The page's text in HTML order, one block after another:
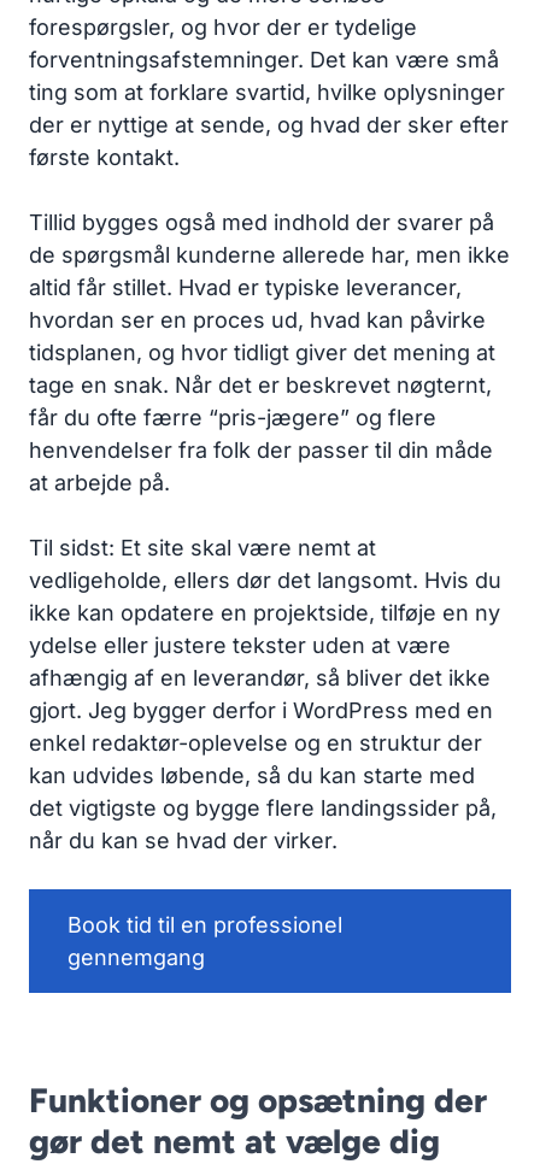
forespørgsler, og hvor der er tydelige
forventningsafstemninger. Det kan være små
ting som at forklare svartid, hvilke oplysninger
der er nyttige at sende, og hvad der sker efter
første kontakt.
Tillid bygges også med indhold der svarer på
de spørgsmål kunderne allerede har, men ikke
altid får stillet. Hvad er typiske leverancer,
hvordan ser en proces ud, hvad kan påvirke
tidsplanen, og hvor tidligt giver det mening at
tage en snak. Når det er beskrevet nøgternt,
får du ofte færre “pris-jægere” og flere
henvendelser fra folk der passer til din måde
at arbejde på.
Til sidst: Et site skal være nemt at
vedligeholde, ellers dør det langsomt. Hvis du
ikke kan opdatere en projektside, tilføje en ny
ydelse eller justere tekster uden at være
afhængig af en leverandør, så bliver det ikke
gjort. Jeg bygger derfor i WordPress med en
enkel redaktør-oplevelse og en struktur der
kan udvides løbende, så du kan starte med
det vigtigste og bygge flere landingssider på,
når du kan se hvad der virker.
Book tid til en professionel
gennemgang
Funktioner og opsætning der
gør det nemt at vælge dig